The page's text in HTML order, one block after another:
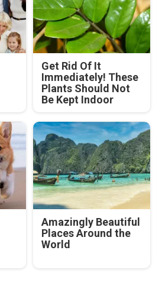
Get Rid Of It
Immediately! These
Plants Should Not
Be Kept Indoor
Amazingly Beautiful
Places Around the
World